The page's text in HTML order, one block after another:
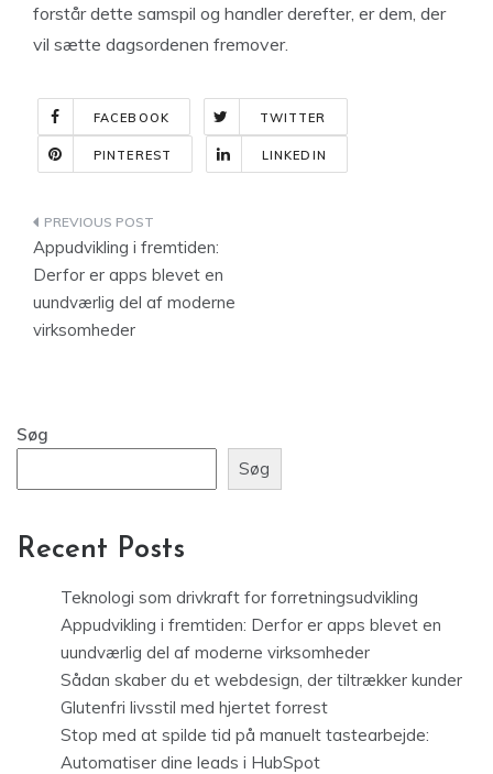
forstår dette samspil og handler derefter, er dem, der
vil sætte dagsordenen fremover.
FACEBOOK TWITTER
PINTEREST LINKEDIN
Indlægsnavigation
Appudvikling i fremtiden:
Derfor er apps blevet en
uundværlig del af moderne
virksomheder
Søg
Søg
Recent Posts
Teknologi som drivkraft for forretningsudvikling
Appudvikling i fremtiden: Derfor er apps blevet en
uundværlig del af moderne virksomheder
Sådan skaber du et webdesign, der tiltrækker kunder
Glutenfri livsstil med hjertet forrest
Stop med at spilde tid på manuelt tastearbejde:
Automatiser dine leads i HubSpot